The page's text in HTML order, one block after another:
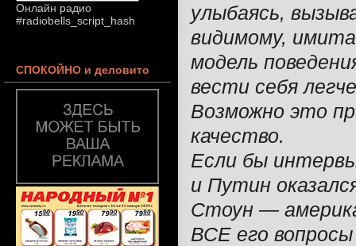
улыбаясь,
видимому,
модель
вести себя
Возможно это
качество.
Если бы
и Путин
Стоун —
ВСЕ его
Онлайн радио
#radiobells_script_hash
СПОКОЙНО и деловито